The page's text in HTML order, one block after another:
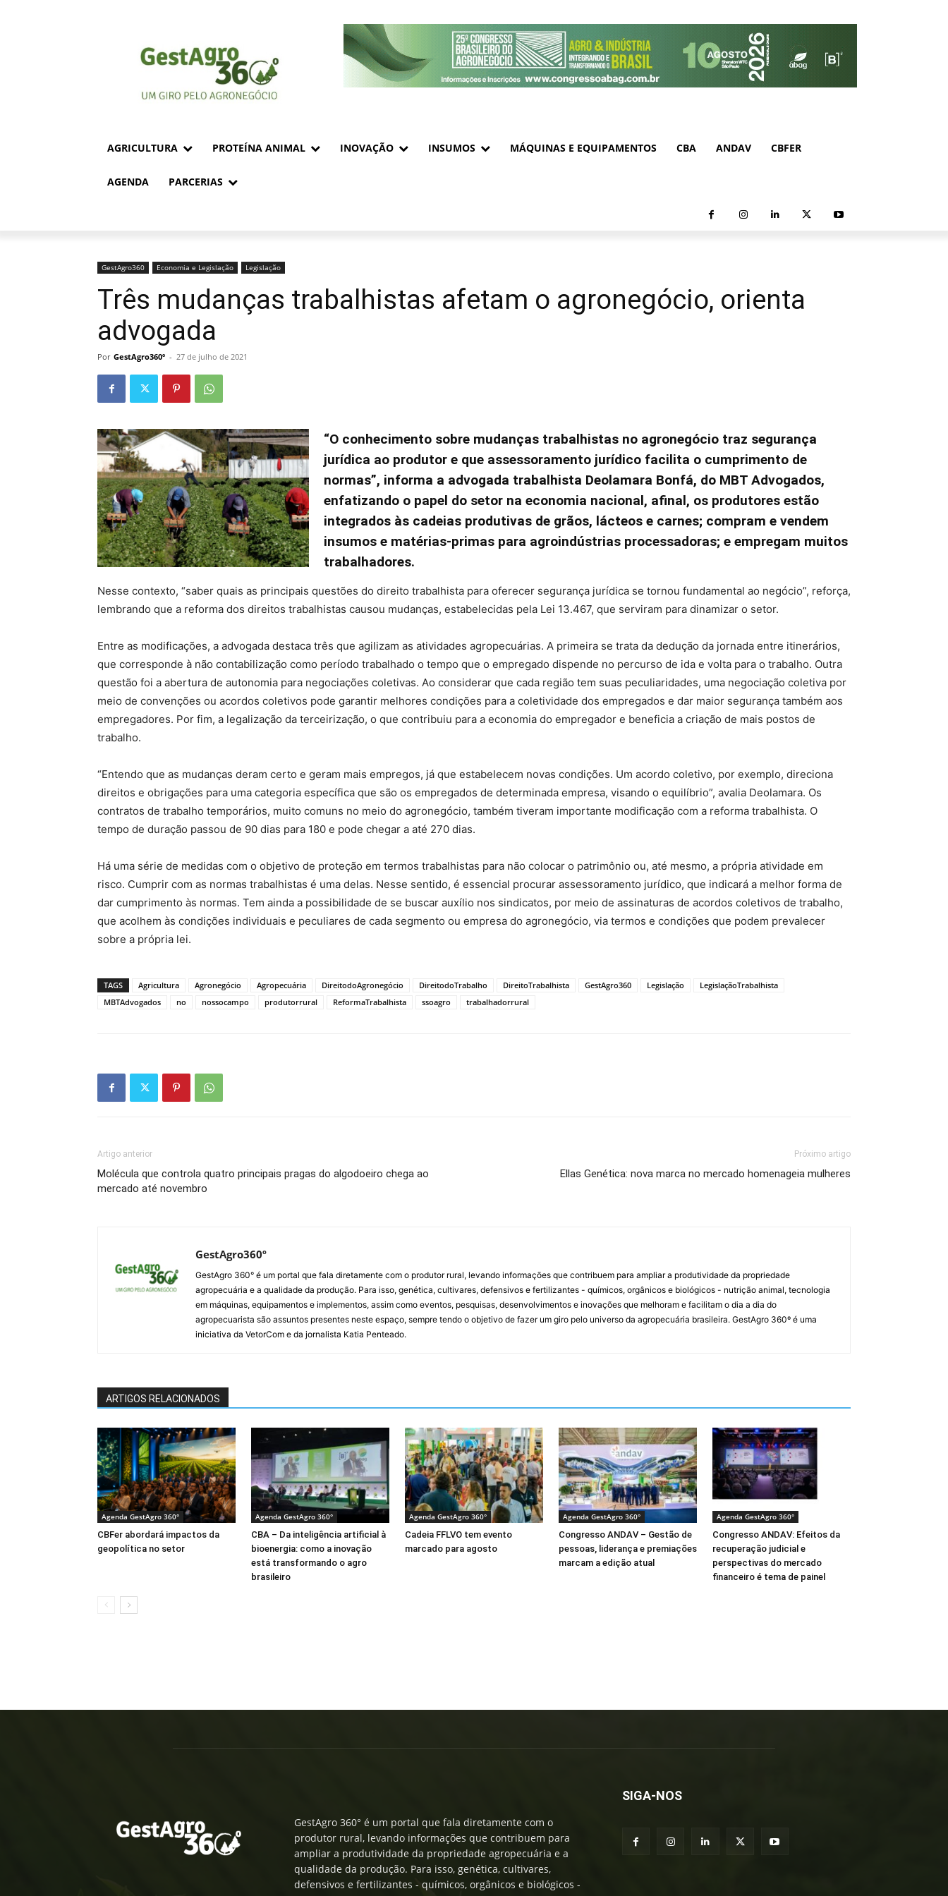
AGRICULTURA PROTEÍNA ANIMAL INOVAÇÃO INSUMOS MÁQUINAS E EQUIPAMENTOS CBA ANDAV CBFER
AGENDA PARCERIAS
GestAgro360 Economia e Legislação Legislação
Três mudanças trabalhistas afetam o agronegócio, orienta
advogada
Por GestAgro360º - 27 de julho de 2021
“O conhecimento sobre mudanças trabalhistas no agronegócio traz segurança
jurídica ao produtor e que assessoramento jurídico facilita o cumprimento de
normas”, informa a advogada trabalhista Deolamara Bonfá, do MBT Advogados,
enfatizando o papel do setor na economia nacional, afinal, os produtores estão
integrados às cadeias produtivas de grãos, lácteos e carnes; compram e vendem
insumos e matérias-primas para agroindústrias processadoras; e empregam muitos
trabalhadores.
Nesse contexto, “saber quais as principais questões do direito trabalhista para oferecer segurança jurídica se tornou fundamental ao negócio”, reforça,
lembrando que a reforma dos direitos trabalhistas causou mudanças, estabelecidas pela Lei 13.467, que serviram para dinamizar o setor.
Entre as modificações, a advogada destaca três que agilizam as atividades agropecuárias. A primeira se trata da dedução da jornada entre itinerários,
que corresponde à não contabilização como período trabalhado o tempo que o empregado dispende no percurso de ida e volta para o trabalho. Outra
questão foi a abertura de autonomia para negociações coletivas. Ao considerar que cada região tem suas peculiaridades, uma negociação coletiva por
meio de convenções ou acordos coletivos pode garantir melhores condições para a coletividade dos empregados e dar maior segurança também aos
empregadores. Por fim, a legalização da terceirização, o que contribuiu para a economia do empregador e beneficia a criação de mais postos de
trabalho.
“Entendo que as mudanças deram certo e geram mais empregos, já que estabelecem novas condições. Um acordo coletivo, por exemplo, direciona
direitos e obrigações para uma categoria específica que são os empregados de determinada empresa, visando o equilíbrio”, avalia Deolamara. Os
contratos de trabalho temporários, muito comuns no meio do agronegócio, também tiveram importante modificação com a reforma trabalhista. O
tempo de duração passou de 90 dias para 180 e pode chegar a até 270 dias.
Há uma série de medidas com o objetivo de proteção em termos trabalhistas para não colocar o patrimônio ou, até mesmo, a própria atividade em
risco. Cumprir com as normas trabalhistas é uma delas. Nesse sentido, é essencial procurar assessoramento jurídico, que indicará a melhor forma de
dar cumprimento às normas. Tem ainda a possibilidade de se buscar auxílio nos sindicatos, por meio de assinaturas de acordos coletivos de trabalho,
que acolhem às condições individuais e peculiares de cada segmento ou empresa do agronegócio, via termos e condições que podem prevalecer
sobre a própria lei.
TAGS Agricultura Agronegócio Agropecuária DireitodoAgronegócio DireitodoTrabalho DireitoTrabalhista GestAgro360 Legislação
LegislaçãoTrabalhista
MBTAdvogados
no nossocampo produtorrural ReformaTrabalhista ssoagro trabalhadorrural
Artigo anterior
Molécula que controla quatro principais pragas do algodoeiro chega ao
mercado até novembro
Próximo artigo
Ellas Genética: nova marca no mercado homenageia mulheres
GestAgro360º
GestAgro 360° é um portal que fala diretamente com o produtor rural, levando informações que contribuem para ampliar a produtividade da propriedade
agropecuária e a qualidade da produção. Para isso, genética, cultivares, defensivos e fertilizantes - químicos, orgânicos e biológicos - nutrição animal, tecnologia
em máquinas, equipamentos e implementos, assim como eventos, pesquisas, desenvolvimentos e inovações que melhoram e facilitam o dia a dia do
agropecuarista são assuntos presentes neste espaço, sempre tendo o objetivo de fazer um giro pelo universo da agropecuária brasileira. GestAgro 360º é uma
iniciativa da VetorCom e da jornalista Katia Penteado.
ARTIGOS RELACIONADOS
Agenda GestAgro 360°
CBFer abordará impactos da
geopolítica no setor
Agenda GestAgro 360°
CBA – Da inteligência artificial à
bioenergia: como a inovação
está transformando o agro
brasileiro
Agenda GestAgro 360°
Cadeia FFLVO tem evento
marcado para agosto
Agenda GestAgro 360°
Congresso ANDAV – Gestão de
pessoas, liderança e premiações
marcam a edição atual
Agenda GestAgro 360°
Congresso ANDAV: Efeitos da
recuperação judicial e
perspectivas do mercado
financeiro é tema de painel
GestAgro 360° é um portal que fala diretamente com o
produtor rural, levando informações que contribuem para
ampliar a produtividade da propriedade agropecuária e a
qualidade da produção. Para isso, genética, cultivares,
defensivos e fertilizantes - químicos, orgânicos e biológicos -
SIGA-NOS